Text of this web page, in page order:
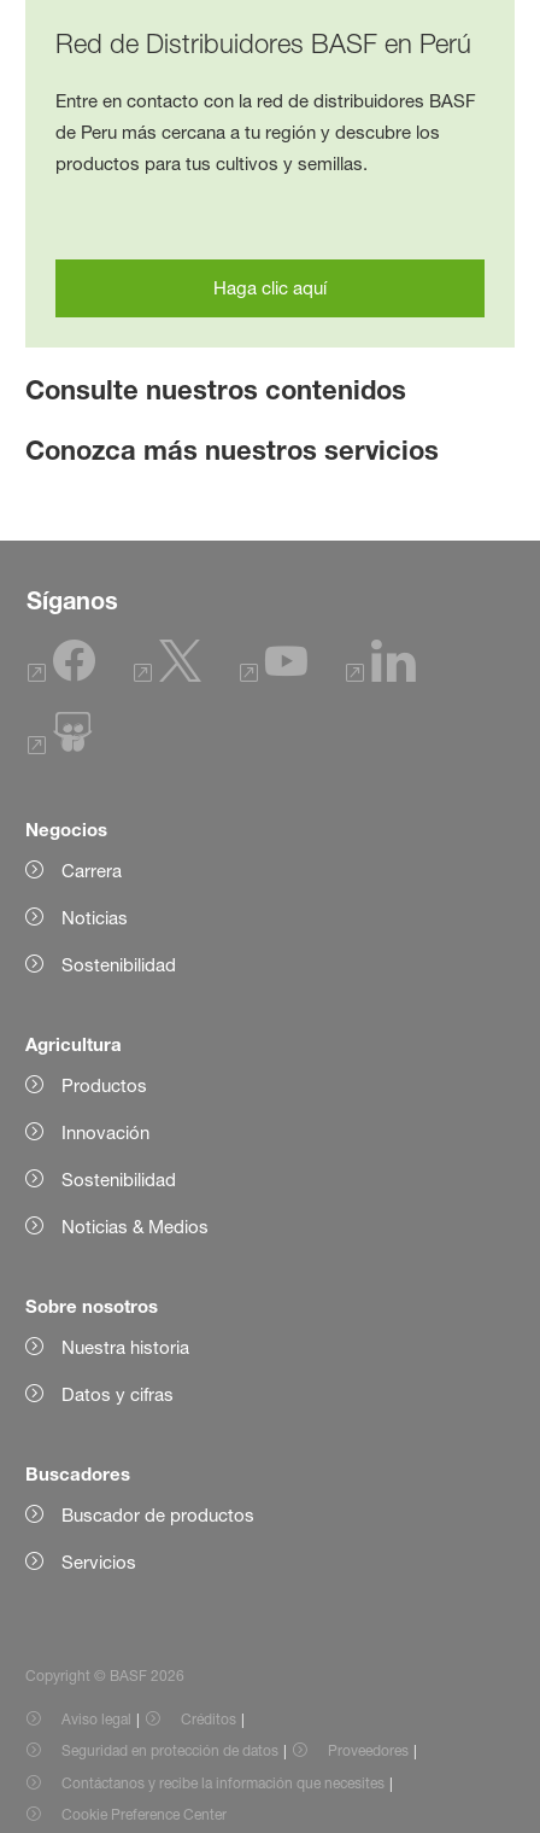
Red de Distribuidores BASF en Perú
Entre en contacto con la red de distribuidores BASF
de Peru más cercana a tu región y descubre los
productos para tus cultivos y semillas.
Haga clic aquí
Consulte nuestros contenidos
Conozca más nuestros servicios
Síganos
Negocios
Carrera
Noticias
Sostenibilidad
Agricultura
Productos
Innovación
Sostenibilidad
Noticias & Medios
Sobre nosotros
Nuestra historia
Datos y cifras
Buscadores
Buscador de productos
Servicios
Copyright © BASF 2026
Aviso legal
Créditos
Seguridad en protección de datos
Proveedores
Contáctanos y recibe la información que necesites
Cookie Preference Center